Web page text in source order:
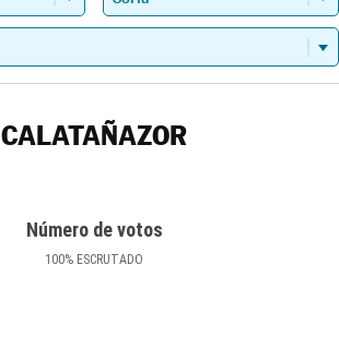
CALATAÑAZOR
Número de votos
100% ESCRUTADO